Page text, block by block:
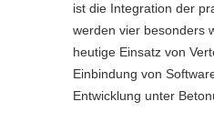
ist die Integration der
werden vier besonders
heutige Einsatz von
Einbindung von
Entwicklung unter